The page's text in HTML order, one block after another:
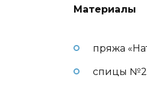
Материалы
пряжа
спицы